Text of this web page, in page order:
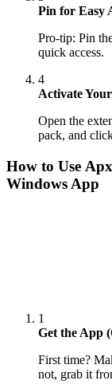
Pin for Easy
Pro-tip: Pin
quick access.
4
Activate
Open the
pack, and
How to Use
Windows App
1
Get the App
First time?
not, grab it